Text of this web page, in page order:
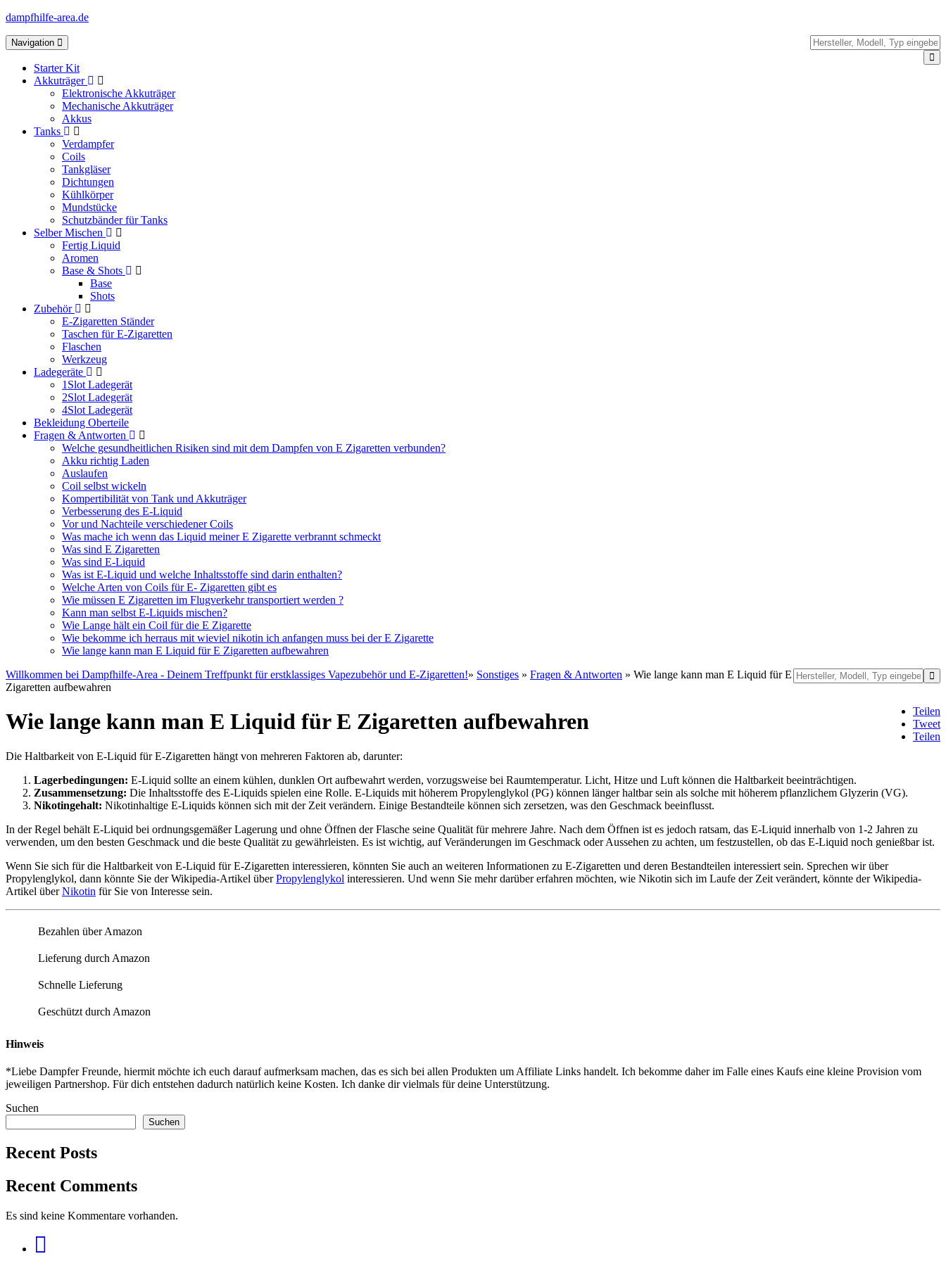
dampfhilfe-area.de
Toggle
navigation
Navigation
Starter Kit
Akkuträger
Elektronische Akkuträger
Mechanische Akkuträger
Akkus
Tanks
Verdampfer
Coils
Tankgläser
Dichtungen
Kühlkörper
Mundstücke
Schutzbänder für Tanks
Selber Mischen
Fertig Liquid
Aromen
Base & Shots
Base
Shots
Zubehör
E-Zigaretten Ständer
Taschen für E-Zigaretten
Flaschen
Werkzeug
Ladegeräte
1Slot Ladegerät
2Slot Ladegerät
4Slot Ladegerät
Bekleidung Oberteile
Fragen & Antworten
Welche gesundheitlichen Risiken sind mit dem Dampfen von E Zigaretten verbunden?
Akku richtig Laden
Auslaufen
Coil selbst wickeln
Kompertibilität von Tank und Akkuträger
Verbesserung des E-Liquid
Vor und Nachteile verschiedener Coils
Was mache ich wenn das Liquid meiner E Zigarette verbrannt schmeckt
Was sind E Zigaretten
Was sind E-Liquid
Was ist E-Liquid und welche Inhaltsstoffe sind darin enthalten?
Welche Arten von Coils für E- Zigaretten gibt es
Wie müssen E Zigaretten im Flugverkehr transportiert werden ?
Kann man selbst E-Liquids mischen?
Wie Lange hält ein Coil für die E Zigarette
Wie bekomme ich herraus mit wieviel nikotin ich anfangen muss bei der E Zigarette
Wie lange kann man E Liquid für E Zigaretten aufbewahren
Willkommen bei Dampfhilfe-Area - Deinem Treffpunkt für erstklassiges Vapezubehör und E-Zigaretten!» Sonstiges » Fragen & Antworten » Wie lange kann man E Liquid für E
Zigaretten aufbewahren
Teilen
Tweet
Teilen
Wie lange kann man E Liquid für E Zigaretten aufbewahren
Die Haltbarkeit von E-Liquid für E-Zigaretten hängt von mehreren Faktoren ab, darunter:
Lagerbedingungen: E-Liquid sollte an einem kühlen, dunklen Ort aufbewahrt werden, vorzugsweise bei Raumtemperatur. Licht, Hitze und Luft können die Haltbarkeit beeinträchtigen.
Zusammensetzung: Die Inhaltsstoffe des E-Liquids spielen eine Rolle. E-Liquids mit höherem Propylenglykol (PG) können länger haltbar sein als solche mit höherem pflanzlichem Glyzerin (VG).
Nikotingehalt: Nikotinhaltige E-Liquids können sich mit der Zeit verändern. Einige Bestandteile können sich zersetzen, was den Geschmack beeinflusst.
In der Regel behält E-Liquid bei ordnungsgemäßer Lagerung und ohne Öffnen der Flasche seine Qualität für mehrere Jahre. Nach dem Öffnen ist es jedoch ratsam, das E-Liquid innerhalb von 1-2 Jahren zu
verwenden, um den besten Geschmack und die beste Qualität zu gewährleisten. Es ist wichtig, auf Veränderungen im Geschmack oder Aussehen zu achten, um festzustellen, ob das E-Liquid noch genießbar ist.
Wenn Sie sich für die Haltbarkeit von E-Liquid für E-Zigaretten interessieren, könnten Sie auch an weiteren Informationen zu E-Zigaretten und deren Bestandteilen interessiert sein. Sprechen wir über
Propylenglykol, dann könnte Sie der Wikipedia-Artikel überPropylenglykol interessieren. Und wenn Sie mehr darüber erfahren möchten, wie Nikotin sich im Laufe der Zeit verändert, könnte der Wikipedia-
Artikel überNikotin für Sie von Interesse sein.
Bezahlen über Amazon
Lieferung durch Amazon
Schnelle Lieferung
Geschützt durch Amazon
Hinweis
*Liebe Dampfer Freunde, hiermit möchte ich euch darauf aufmerksam machen, das es sich bei allen Produkten um Affiliate Links handelt. Ich bekomme daher im Falle eines Kaufs eine kleine Provision vom
jeweiligen Partnershop. Für dich entstehen dadurch natürlich keine Kosten. Ich danke dir vielmals für deine Unterstützung.
Suchen
Suchen
Recent Posts
Recent Comments
Es sind keine Kommentare vorhanden.